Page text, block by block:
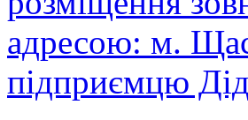
адресою: м.
підприємцю